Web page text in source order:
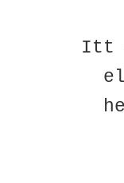
Itt